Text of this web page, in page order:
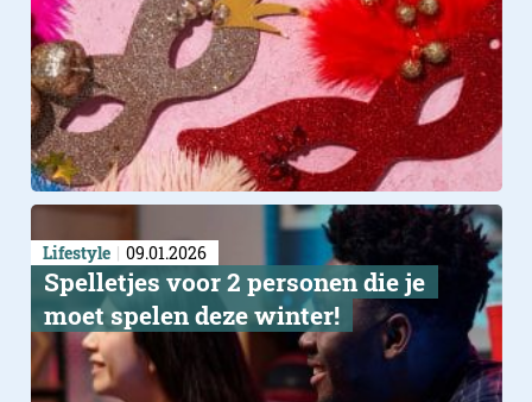
Lifestyle 09.01.2026
Spelletjes voor 2 personen die je
moet spelen deze winter!